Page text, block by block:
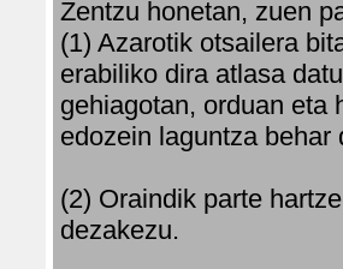
Zentzu honetan, zuen
(1) Azarotik otsailera
erabiliko dira atlasa
gehiagotan, orduan eta
edozein laguntza behar
(2) Oraindik parte
dezakezu.